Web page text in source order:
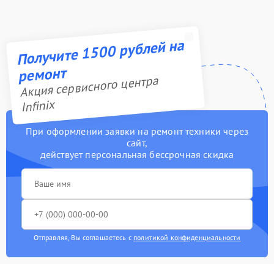
Получите 1500 рублей на
ремонт
Акция сервисного центра
Infinix
При оформлении заявки на ремонт техники через
сайт,
действует персональная бессрочная скидка
Отправляя, Вы соглашаетесь с политикой конфиденциальности